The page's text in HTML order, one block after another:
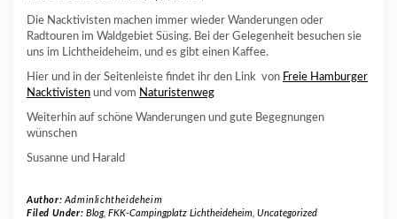
Die Nacktivisten machen immer wieder Wanderungen oder
Radtouren im Waldgebiet Süsing. Bei der Gelegenheit besuchen sie
uns im Lichtheideheim, und es gibt einen Kaffee.
Hier und in der Seitenleiste findet ihr den Link von Freie Hamburger
Nacktivisten und vom Naturistenweg
Weiterhin auf schöne Wanderungen und gute Begegnungen
wünschen
Susanne und Harald
Author: Adminlichtheideheim
Filed Under: Blog, FKK-Campingplatz Lichtheideheim Uncategorized